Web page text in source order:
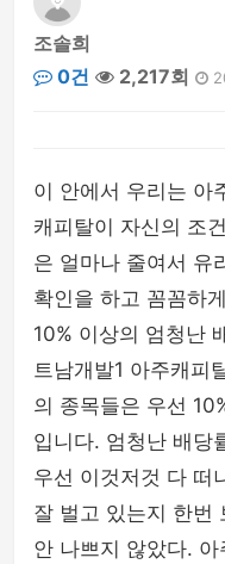
조솔희
0건
2,217회
이 안에서 우리는 아
캐피탈이 자신의 조
은 얼마나 줄여서 유
확인을 하고 꼼꼼하
10% 이상의 엄청난
트남개발1 아주캐피
의 종목들은 우선
입니다. 엄청난 배당
우선 이것저것 다 떠
잘 벌고 있는지 한번
안 나쁘지 않았다.